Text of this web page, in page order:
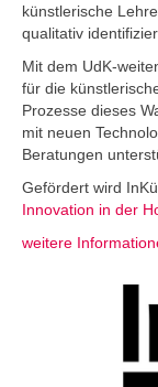
künstlerische
qualitativ
Mit dem UdK-
für die
Prozesse dieses
mit neuen
Beratungen
Gefördert wird
Innovation in der
weitere